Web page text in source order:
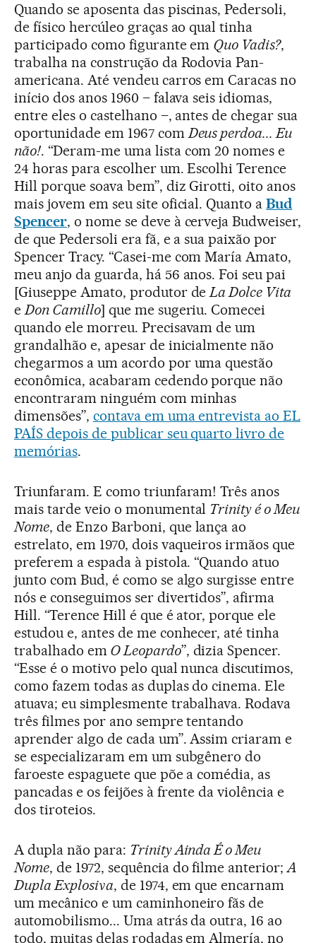
Quando se aposenta das piscinas, Pedersoli,
de físico hercúleo graças ao qual tinha
participado como figurante em Quo Vadis?,
trabalha na construção da Rodovia Pan-
americana. Até vendeu carros em Caracas no
início dos anos 1960 – falava seis idiomas,
entre eles o castelhano –, antes de chegar sua
oportunidade em 1967 comDeus perdoa... Eu
não!. “Deram-me uma lista com 20 nomes e
24 horas para escolher um. Escolhi Terence
Hill porque soava bem”, diz Girotti, oito anos
mais jovem em seu site oficial. Quanto aBud
Spencer, o nome se deve à cerveja Budweiser,
de que Pedersoli era fã, e a sua paixão por
Spencer Tracy. “Casei-me com María Amato,
meu anjo da guarda, há 56 anos. Foi seu pai
[Giuseppe Amato, produtor deLa Dolce Vita
eDon Camillo] que me sugeriu. Comecei
quando ele morreu. Precisavam de um
grandalhão e, apesar de inicialmente não
chegarmos a um acordo por uma questão
econômica, acabaram cedendo porque não
encontraram ninguém com minhas
dimensões”, contava em uma entrevista ao EL
PAÍS depois de publicar seu quarto livro de
memórias.
Triunfaram. E como triunfaram! Três anos
mais tarde veio o monumental Trinity é o Meu
Nome, de Enzo Barboni, que lança ao
estrelato, em 1970, dois vaqueiros irmãos que
preferem a espada à pistola. “Quando atuo
junto com Bud, é como se algo surgisse entre
nós e conseguimos ser divertidos”, afirma
Hill. “Terence Hill é que é ator, porque ele
estudou e, antes de me conhecer, até tinha
trabalhado emO Leopardo”, dizia Spencer.
“Esse é o motivo pelo qual nunca discutimos,
como fazem todas as duplas do cinema. Ele
atuava; eu simplesmente trabalhava. Rodava
três filmes por ano sempre tentando
aprender algo de cada um”. Assim criaram e
se especializaram em um subgênero do
faroeste espaguete que põe a comédia, as
pancadas e os feijões à frente da violência e
dos tiroteios.
A dupla não para: Trinity Ainda É o Meu
Nome, de 1972, sequência do filme anterior;A
Dupla Explosiva, de 1974, em que encarnam
um mecânico e um caminhoneiro fãs de
automobilismo... Uma atrás da outra, 16 ao
todo, muitas delas rodadas em Almería, no